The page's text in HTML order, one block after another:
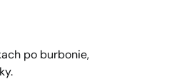
po burbonie,